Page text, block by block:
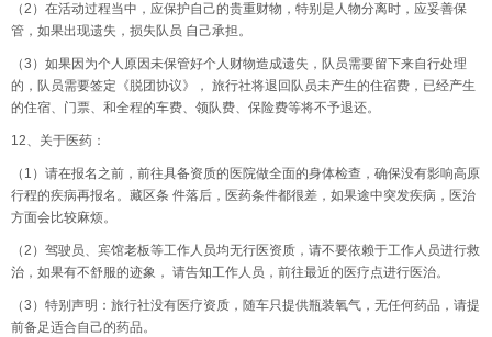
（2）在活动过程当中，应保护自己的贵重财物，特别是人物分离时，应妥善保
管，如果出现遗失，损失队员 自己承担。
（3）如果因为个人原因未保管好个人财物造成遗失，队员需要留下来自行处理
的，队员需要签定《脱团协议》， 旅行社将退回队员未产生的住宿费，已经产生
的住宿、门票、和全程的车费、领队费、保险费等将不予退还。
12、关于医药：
（1）请在报名之前，前往具备资质的医院做全面的身体检查，确保没有影响高原
行程的疾病再报名。藏区条 件落后，医药条件都很差，如果途中突发疾病，医治
方面会比较麻烦。
（2）驾驶员、宾馆老板等工作人员均无行医资质，请不要依赖于工作人员进行救
治，如果有不舒服的迹象， 请告知工作人员，前往最近的医疗点进行医治。
（3）特别声明：旅行社没有医疗资质，随车只提供瓶装氧气，无任何药品，请提
前备足适合自己的药品。